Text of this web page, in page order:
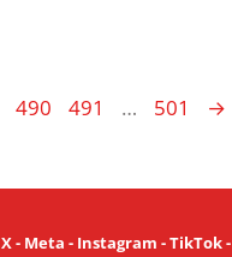
Page
490 Page
491 … Page
501
→
X- Meta - Instagram -TikTok-